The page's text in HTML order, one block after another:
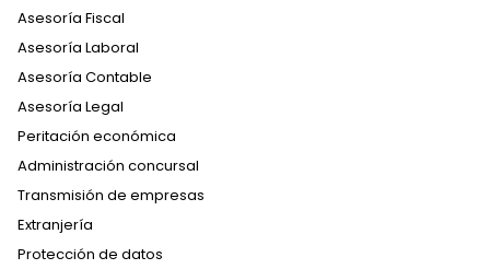
Asesoría Fiscal
Asesoría Laboral
Asesoría Contable
Asesoría Legal
Peritación económica
Administración concursal
Transmisión de empresas
Extranjería
Protección de datos